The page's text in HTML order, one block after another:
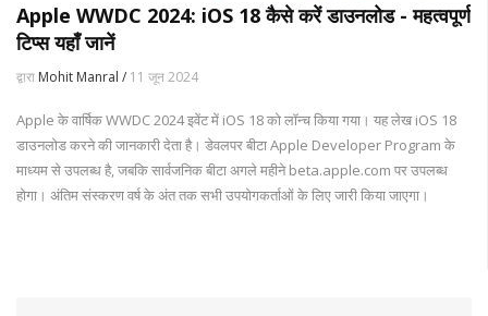
Apple WWDC 2024: iOS 18 कैसे करें डाउनलोड - महत्वपूर्ण
टिप्स यहाँ जानें
द्वारा Mohit Manral / 11 जून 2024
Apple के वार्षिक WWDC 2024 इवेंट में iOS 18 को लॉन्च किया गया। यह लेख iOS 18
डाउनलोड करने की जानकारी देता है। डेवलपर बीटा Apple Developer Program के
माध्यम से उपलब्ध है, जबकि सार्वजनिक बीटा अगले महीने beta.apple.com पर उपलब्ध
होगा। अंतिम संस्करण वर्ष के अंत तक सभी उपयोगकर्ताओं के लिए जारी किया जाएगा।